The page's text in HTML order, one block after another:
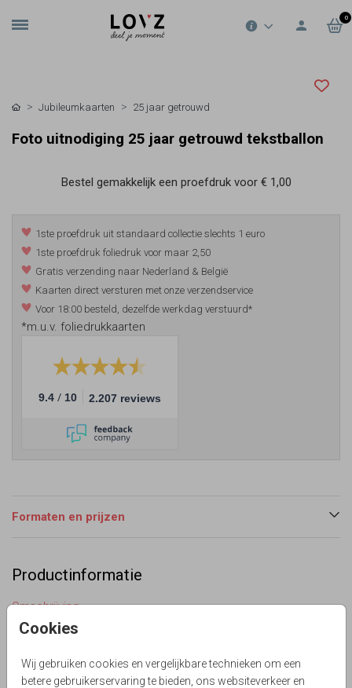
0
Cookies
Wij gebruiken cookies en vergelijkbare technieken om een
betere gebruikerservaring te bieden, ons websiteverkeer en
Jubileumkaarten 25 jaar getrouwd
Foto uitnodiging 25 jaar getrouwd tekstballon
Bestel gemakkelijk een proefdruk voor € 1,00
1ste proefdruk uit standaard collectie slechts 1 euro
1ste proefdruk foliedruk voor maar 2,50
Gratis verzending naar Nederland & België
Kaarten direct versturen met onze verzendservice
Voor 18:00 besteld, dezelfde werkdag verstuurd*
*m.u.v. foliedrukkaarten
9.4 / 10 2.207 reviews
Formaten en prijzen
Productinformatie
Omschrijving
Eerdaags jullie 25 jarig huwelijks jubileumfeest geven?
goud inkt) blauw met confetti op de ondergrond,
champagne glazen en tekstballon.